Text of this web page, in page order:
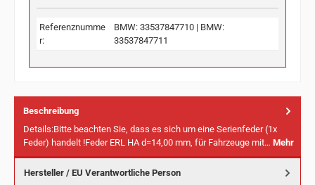
Referenznumme
r:
BMW: 33537847710 | BMW:
33537847711
Beschreibung
Details:Bitte beachten Sie, dass es sich um eine Serienfeder (1x
Feder) handelt !Feder ERL HA d=14,00 mm, für Fahrzeuge mit… Mehr
Hersteller / EU Verantwortliche Person